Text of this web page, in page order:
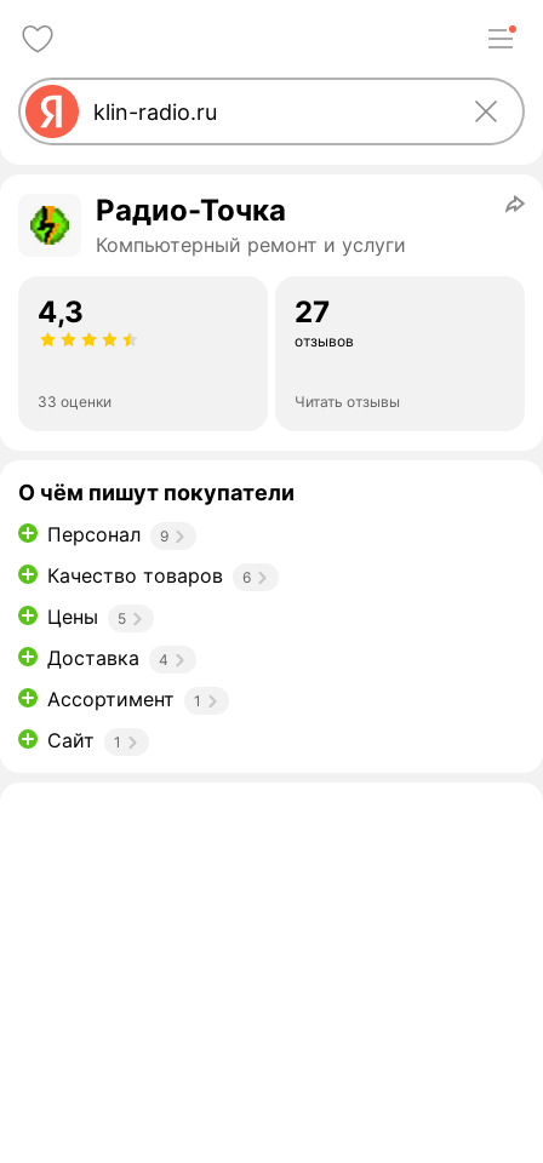
Радио-Точка
Компьютерный ремонт и услуги
4,3
33 оценки
27
отзывов
Читать отзывы
О чём пишут покупатели
Персонал 9
Качество товаров 6
Цены 5
Доставка 4
Ассортимент 1
Сайт 1